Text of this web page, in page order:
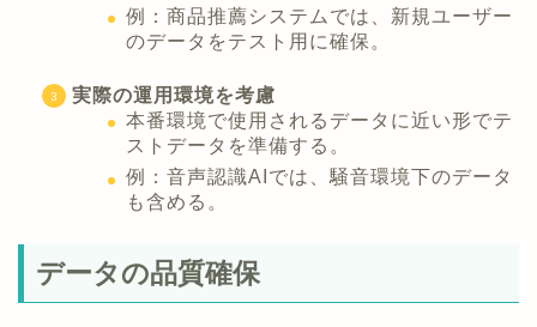
例：商品推薦システムでは、新規ユーザー
のデータをテスト用に確保。
実際の運用環境を考慮
本番環境で使用されるデータに近い形でテ
ストデータを準備する。
例：音声認識AIでは、騒音環境下のデータ
も含める。
データの品質確保